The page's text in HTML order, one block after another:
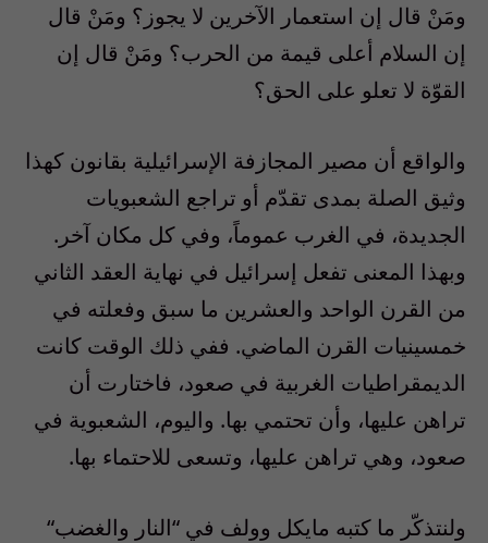
ومَنْ قال إن استعمار الآخرين لا يجوز؟ ومَنْ قال
إن السلام أعلى قيمة من الحرب؟ ومَنْ قال إن
القوّة لا تعلو على الحق؟
والواقع أن مصير المجازفة الإسرائيلية بقانون كهذا
وثيق الصلة بمدى تقدّم أو تراجع الشعبويات
الجديدة، في الغرب عموماً، وفي كل مكان آخر.
وبهذا المعنى تفعل إسرائيل في نهاية العقد الثاني
من القرن الواحد والعشرين ما سبق وفعلته في
خمسينيات القرن الماضي. ففي ذلك الوقت كانت
الديمقراطيات الغربية في صعود، فاختارت أن
تراهن عليها، وأن تحتمي بها. واليوم، الشعبوية في
صعود، وهي تراهن عليها، وتسعى للاحتماء بها.
ولنتذكّر ما كتبه مايكل وولف في “النار والغضب“